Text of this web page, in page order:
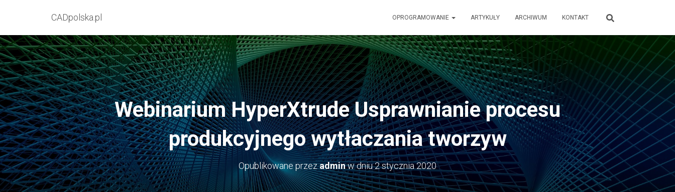
CADpolska.pl OPROGRAMOWANIE ARTYKUŁY ARCHIWUM KONTAKT
Webinarium HyperXtrude Usprawnianie procesu
produkcyjnego wytłaczania tworzyw
Opublikowane przezadminw dniu2 stycznia 2020